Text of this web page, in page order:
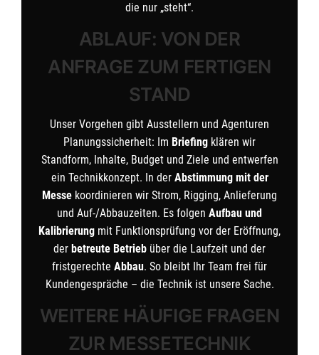
die nur „steht“.
ABLAUF: VON DER
ANFRAGE ZUM FERTIGEN
STAND
Unser Vorgehen gibt Ausstellern und Agenturen
Planungssicherheit: Im Briefing klären wir
Standform, Inhalte, Budget und Ziele und entwerfen
ein Technikkonzept. In der Abstimmung mit der
Messe koordinieren wir Strom, Rigging, Anlieferung
und Auf-/Abbauzeiten. Es folgen Aufbau und
Kalibrierung mit Funktionsprüfung vor der Eröffnung,
der betreute Betrieb über die Laufzeit und der
fristgerechte Abbau. So bleibt Ihr Team frei für
Kundengespräche – die Technik ist unsere Sache.
WEITERE HÄUFIGE FRAGEN
ZUR MESSETECHNIK